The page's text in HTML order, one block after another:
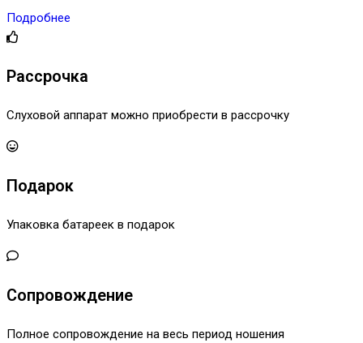
Подробнее
Рассрочка
Слуховой аппарат можно приобрести в рассрочку
Подарок
Упаковка батареек в подарок
Сопровождение
Полное сопровождение на весь период ношения